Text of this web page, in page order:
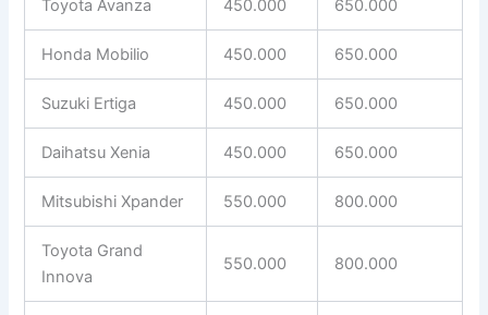
Toyota Avanza 450.000 650.000
Honda Mobilio 450.000 650.000
Suzuki Ertiga 450.000 650.000
Daihatsu Xenia 450.000 650.000
Mitsubishi Xpander 550.000 800.000
Toyota Grand
Innova
550.000 800.000